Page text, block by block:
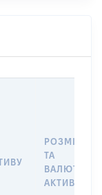
РОЗМІР
ТА
ВАЛЮТА
АКТИВУ